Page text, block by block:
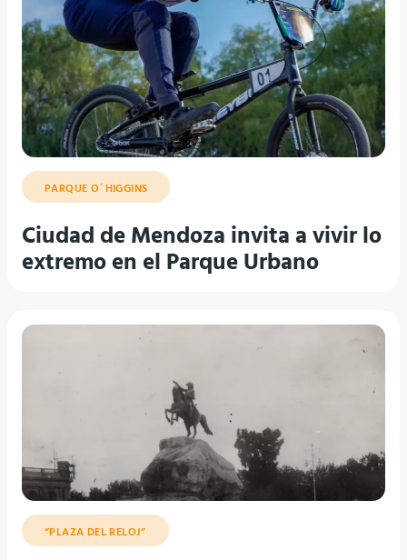
PARQUE O´HIGGINS
Ciudad de Mendoza invita a vivir lo
extremo en el Parque Urbano
“PLAZA DEL RELOJ”